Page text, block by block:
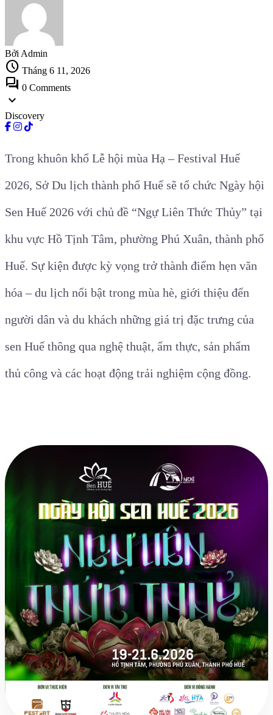
Bởi Admin
schedule Tháng 6 11, 2026
forum 0 Comments
expand_more
Discovery
Trong khuôn khổ Lễ hội mùa Hạ – Festival Huế
2026, Sở Du lịch thành phố Huế sẽ tổ chức Ngày hội
Sen Huế 2026 với chủ đề “Ngự Liên Thức Thủy” tại
khu vực Hồ Tịnh Tâm, phường Phú Xuân, thành phố
Huế. Sự kiện được kỳ vọng trở thành điểm hẹn văn
hóa – du lịch nổi bật trong mùa hè, giới thiệu đến
người dân và du khách những giá trị đặc trưng của
sen Huế thông qua nghệ thuật, ẩm thực, sản phẩm
thủ công và các hoạt động trải nghiệm cộng đồng.